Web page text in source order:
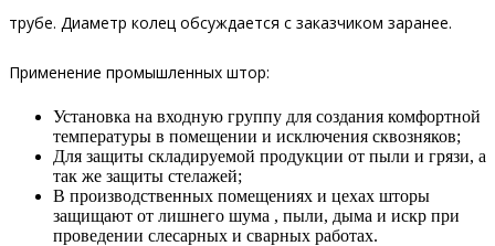
трубе. Диаметр колец обсуждается с заказчиком заранее.
Применение промышленных штор:
Установка на входную группу для создания комфортной
температуры в помещении и исключения сквозняков;
Для защиты складируемой продукции от пыли и грязи, а
так же защиты стелажей;
В производственных помещениях и цехах шторы
защищают от лишнего шума , пыли, дыма и искр при
проведении слесарных и сварных работах.